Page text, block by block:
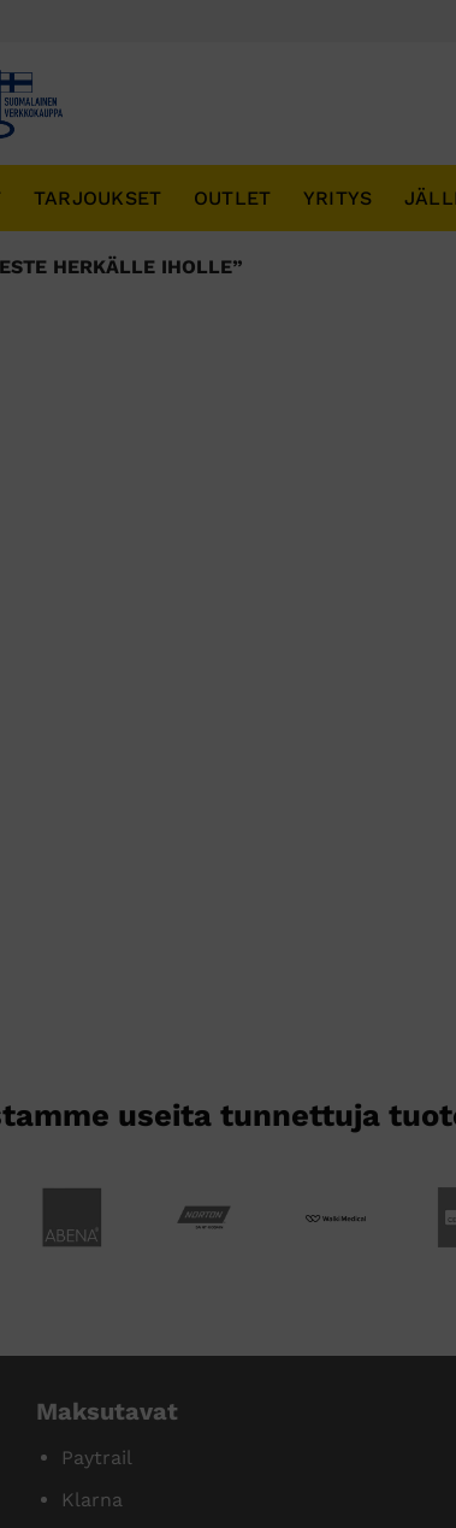
TARJOUKSET OUTLET YRITYS
HERKÄLLE IHOLLE”
useita tunnettuja
Maksutavat
Paytrail
Klarna